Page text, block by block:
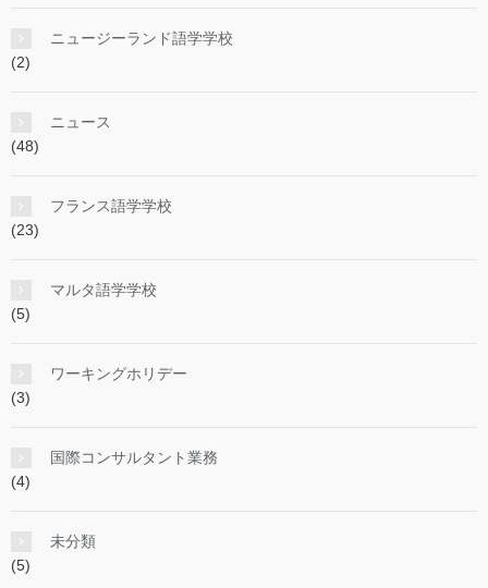
ニュージーランド語学学校
(2)
ニュース
(48)
フランス語学学校
(23)
マルタ語学学校
(5)
ワーキングホリデー
(3)
国際コンサルタント業務
(4)
未分類
(5)